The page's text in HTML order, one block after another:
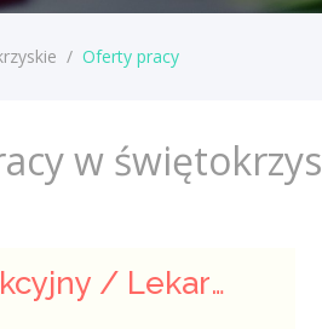
/ Oferty pracy
w
Lekarz Infekcyjny / Lekarka Infekcyjna